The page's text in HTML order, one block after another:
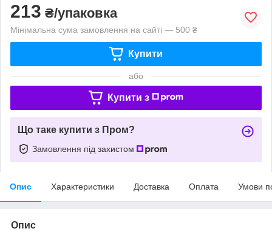
213 ₴/упаковка
Мінімальна сума замовлення на сайті — 500 ₴
Купити
або
Купити з
Що таке купити з Пром?
Замовлення під захистом
Опис Характеристики Доставка Оплата Умови
Опис